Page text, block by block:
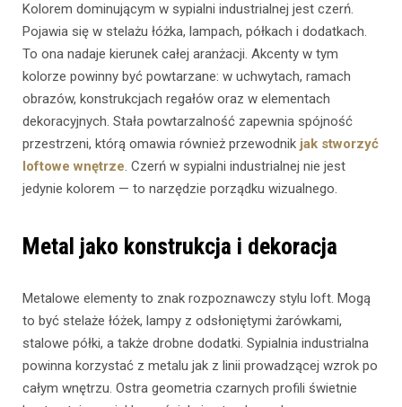
Kolorem dominującym w sypialni industrialnej jest czerń.
Pojawia się w stelażu łóżka, lampach, półkach i dodatkach.
To ona nadaje kierunek całej aranżacji. Akcenty w tym
kolorze powinny być powtarzane: w uchwytach, ramach
obrazów, konstrukcjach regałów oraz w elementach
dekoracyjnych. Stała powtarzalność zapewnia spójność
przestrzeni, którą omawia również przewodnik jak stworzyć
loftowe wnętrze. Czerń w sypialni industrialnej nie jest
jedynie kolorem — to narzędzie porządku wizualnego.
Metal jako konstrukcja i dekoracja
Metalowe elementy to znak rozpoznawczy stylu loft. Mogą
to być stelaże łóżek, lampy z odsłoniętymi żarówkami,
stalowe półki, a także drobne dodatki. Sypialnia industrialna
powinna korzystać z metalu jak z linii prowadzącej wzrok po
całym wnętrzu. Ostra geometria czarnych profili świetnie